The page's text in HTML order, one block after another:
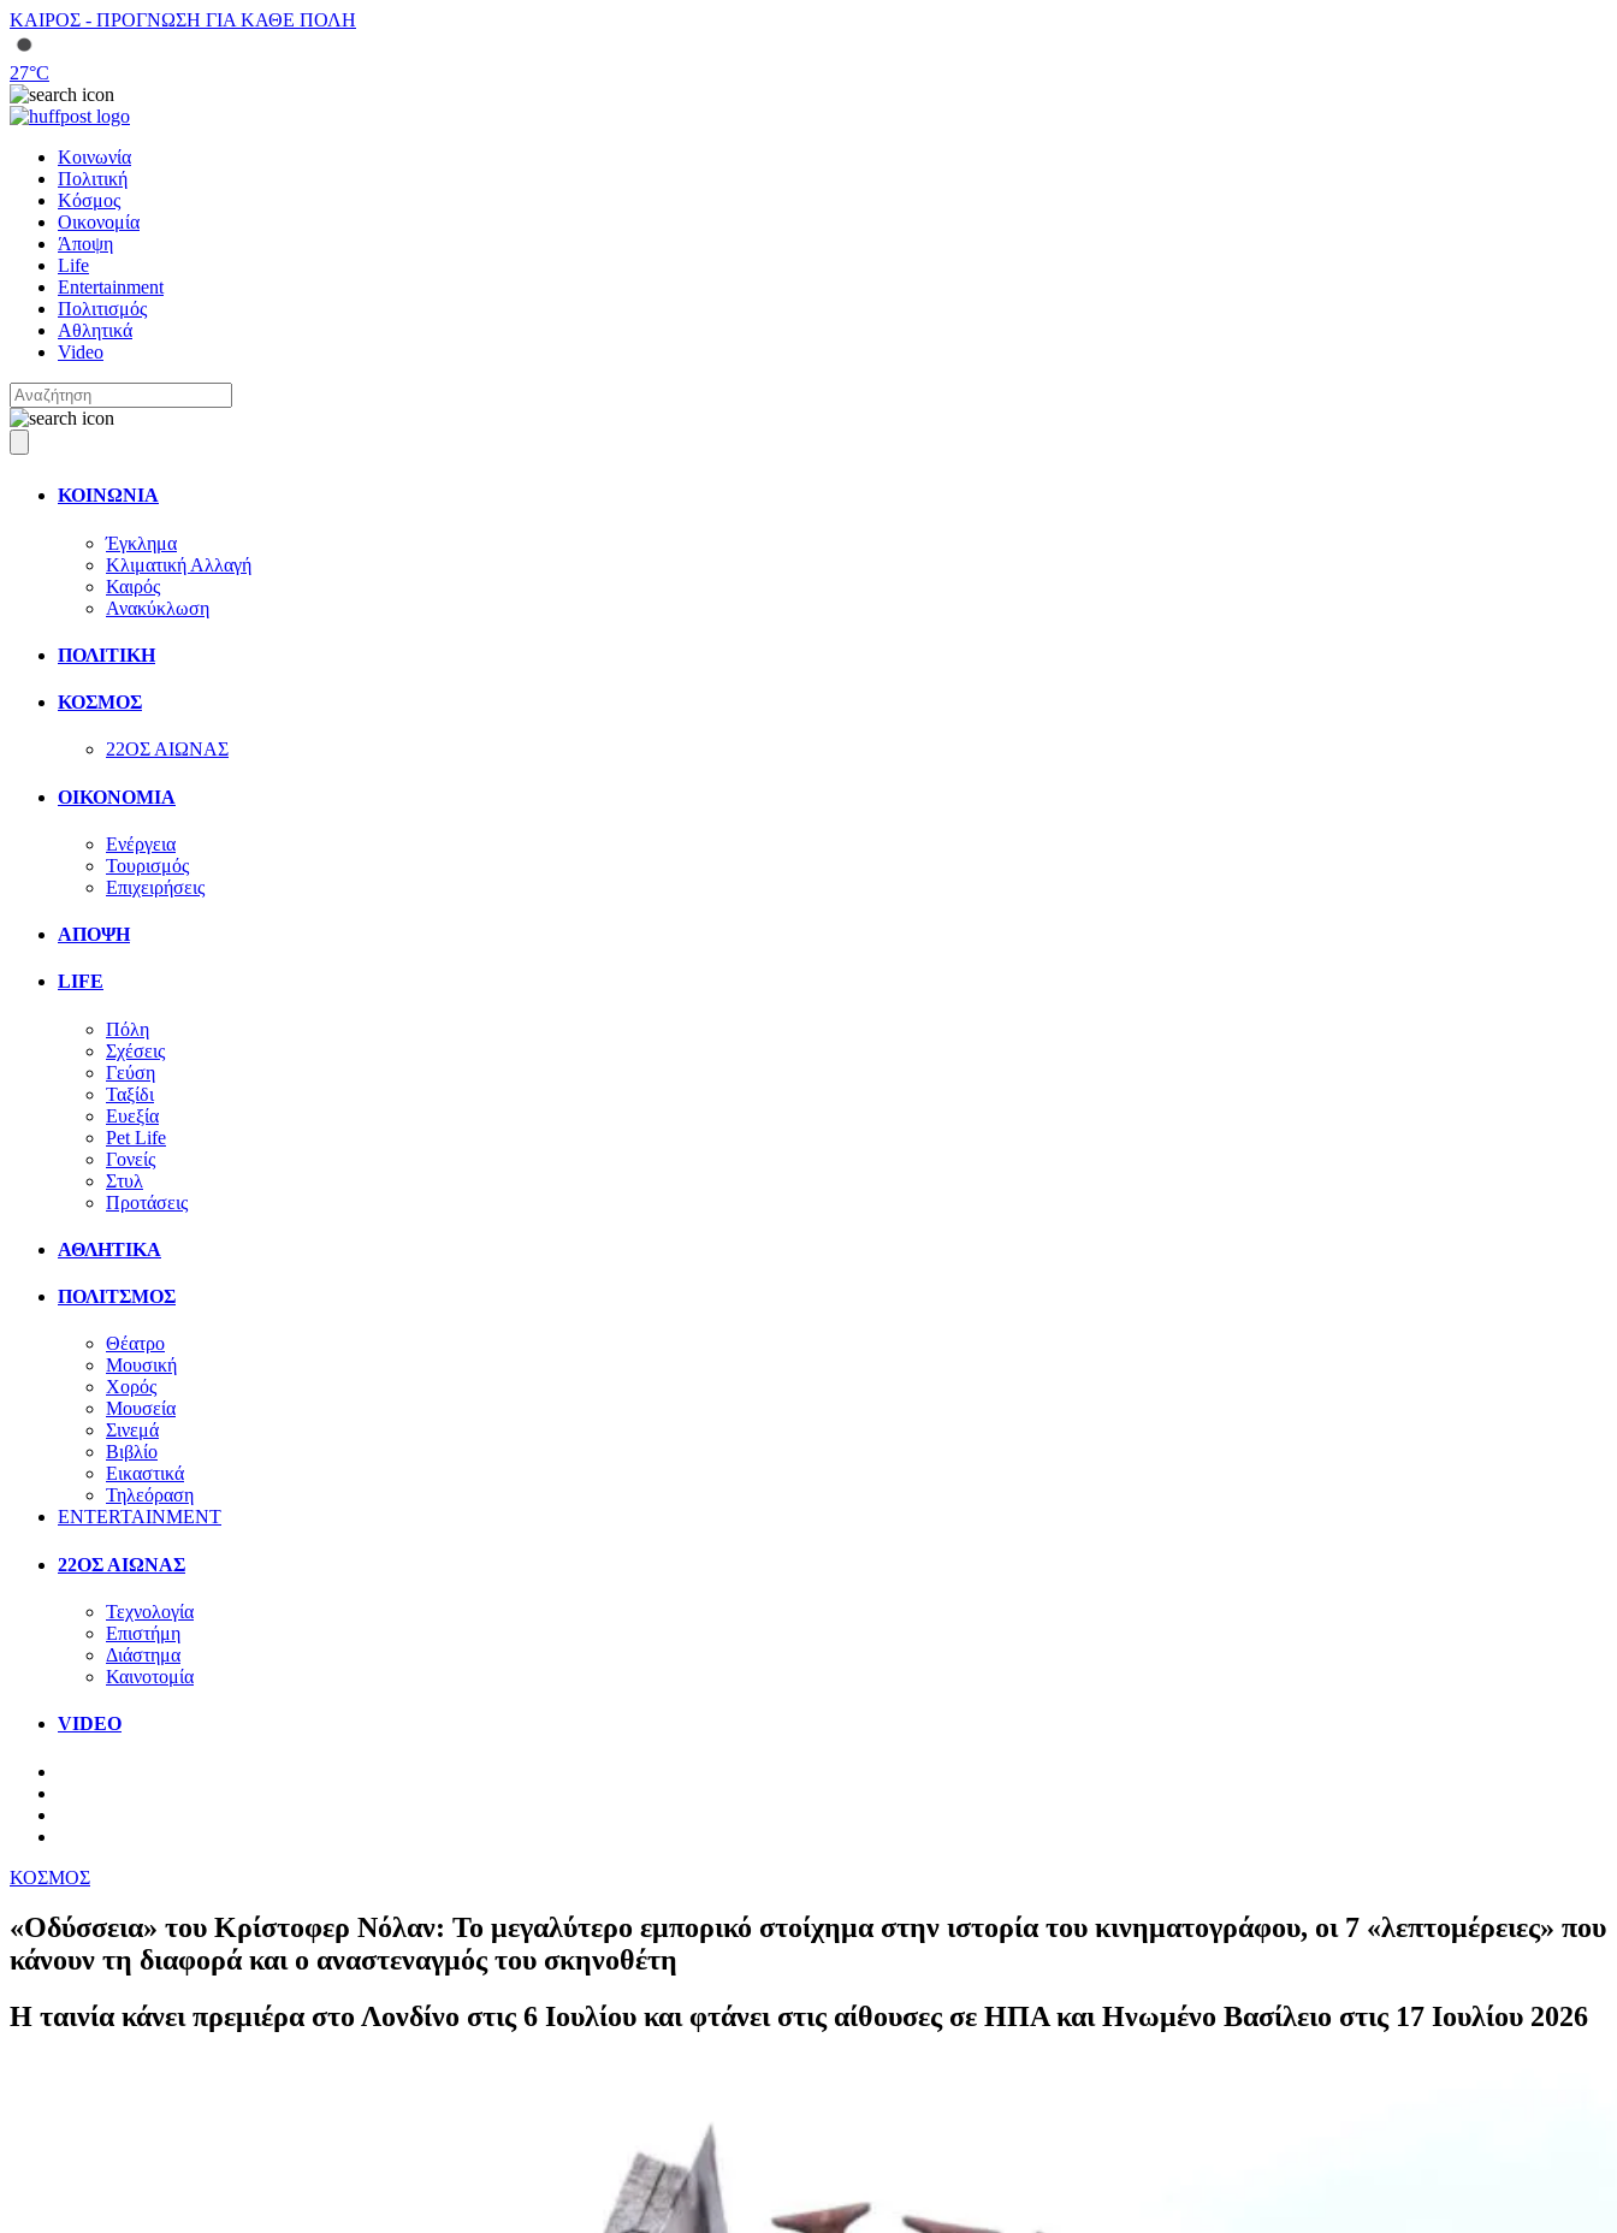
ΚΑΙΡΟΣ - ΠΡΟΓΝΩΣΗ ΓΙΑ ΚΑΘΕ ΠΟΛΗ
27°C
Κοινωνία
Πολιτική
Κόσμος
Οικονομία
Άποψη
Life
Entertainment
Πολιτισμός
Αθλητικά
Video
ΚΟΙΝΩΝΙΑ
Έγκλημα
Κλιματική Αλλαγή
Καιρός
Ανακύκλωση
ΠΟΛΙΤΙΚΗ
ΚΟΣΜΟΣ
22ΟΣ ΑΙΩΝΑΣ
ΟΙΚΟΝΟΜΙΑ
Ενέργεια
Τουρισμός
Επιχειρήσεις
ΑΠΟΨΗ
LIFE
Πόλη
Σχέσεις
Γεύση
Ταξίδι
Ευεξία
Pet Life
Γονείς
Στυλ
Προτάσεις
ΑΘΛΗΤΙΚΑ
ΠΟΛΙΤΣΜΟΣ
Θέατρο
Μουσική
Χορός
Μουσεία
Σινεμά
Βιβλίο
Εικαστικά
Τηλεόραση
ENTERTAINMENT
22ΟΣ ΑΙΩΝΑΣ
Τεχνολογία
Επιστήμη
Διάστημα
Καινοτομία
VIDEO
ΚΟΣΜΟΣ
«Οδύσσεια» του Κρίστοφερ Νόλαν: Το μεγαλύτερο εμπορικό στοίχημα στην ιστορία του κινηματογράφου, οι 7 «λεπτομέρειες» που
κάνουν τη διαφορά και ο αναστεναγμός του σκηνοθέτη
Η ταινία κάνει πρεμιέρα στο Λονδίνο στις 6 Ιουλίου και φτάνει στις αίθουσες σε ΗΠΑ και Ηνωμένο Βασίλειο στις 17 Ιουλίου 2026